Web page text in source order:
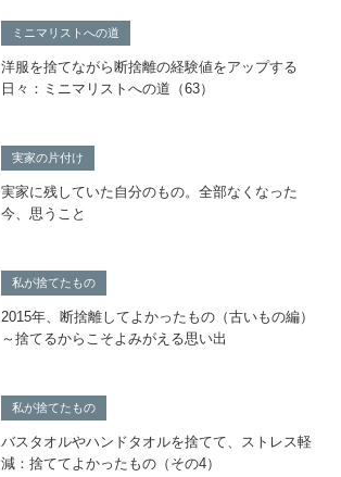
ミニマリストへの道
洋服を捨てながら断捨離の経験値をアップする
日々：ミニマリストへの道（63）
実家の片付け
実家に残していた自分のもの。全部なくなった
今、思うこと
私が捨てたもの
2015年、断捨離してよかったもの（古いもの編）
～捨てるからこそよみがえる思い出
私が捨てたもの
バスタオルやハンドタオルを捨てて、ストレス軽
減：捨ててよかったもの（その4）